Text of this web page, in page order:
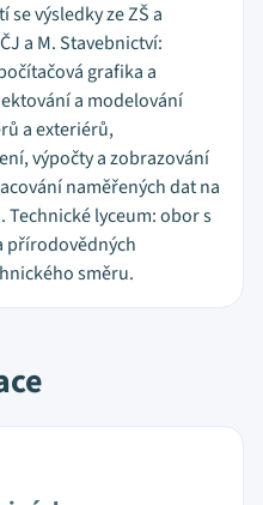
se výsledky ze ZŠ a
a M. Stavebnictví:
grafika a
a modelování
a exteriérů,
výpočty a zobrazování
naměřených dat na
Technické lyceum: obor s
přírodovědných
směru.